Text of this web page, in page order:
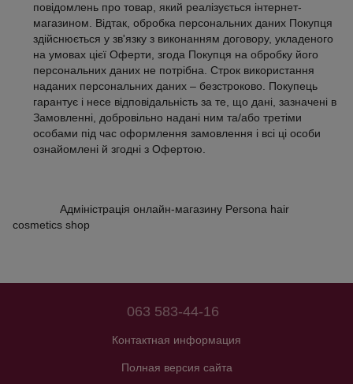
повідомлень про товар, який реалізується інтернет-
магазином. Відтак, обробка персональних даних Покупця
здійснюється у зв'язку з виконанням договору, укладеного
на умовах цієї Оферти, згода Покупця на обробку його
персональних даних не потрібна. Строк використання
наданих персональних даних – безстроково. Покупець
гарантує і несе відповідальність за те, що дані, зазначені в
Замовленні, добровільно надані ним та/або третіми
особами під час оформлення замовлення і всі ці особи
ознайомлені й згодні з Офертою.
Адміністрація онлайн-магазину Persona hair
cosmetics shop
063 583-44-16
Контактная информация
Полная версия сайта